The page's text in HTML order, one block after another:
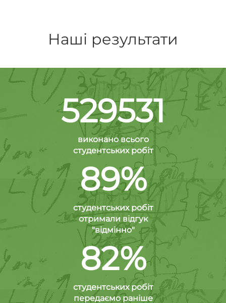
Наші результати
529531
виконано всього
студентських робіт
89%
студентських робіт
отримали відгук
"відмінно"
82%
студентських робіт
передаємо раніше